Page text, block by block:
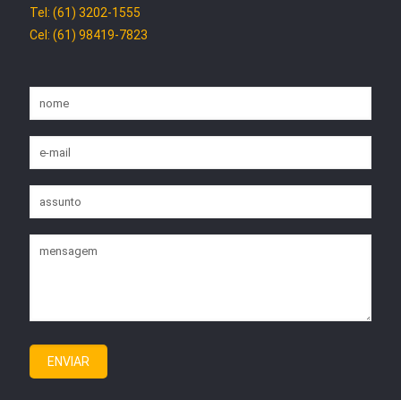
Tel: (61) 3202-1555
Cel: (61) 98419-7823